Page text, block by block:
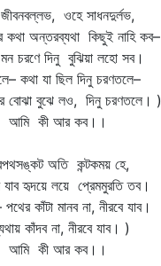
ওহে সাধনদুর্লভ,
অন্তরব্যথা কিছুই নাহি কব–
দিনু বুঝিয়া লহো সব।
যা ছিল দিনু চরণতলে–
বুঝে লও, দিনু চরণতলে। )
কব।।
অতি কন্টকময় হে,
লয়ে প্রেমমুরতি তব।
কাঁটা মানব না, নীরবে যাব।
না, নীরবে যাব। )
কব।।